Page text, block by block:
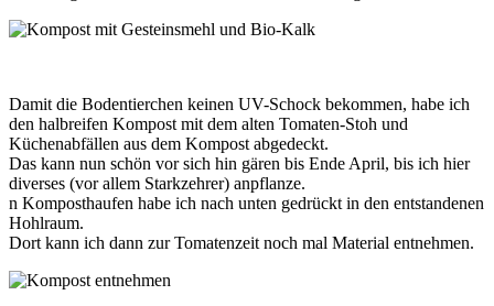
Damit die Bodentierchen keinen UV-Schock bekommen, habe ich
den halbreifen Kompost mit dem alten Tomaten-Stoh und
Küchenabfällen aus dem Kompost abgedeckt.
Das kann nun schön vor sich hin gären bis Ende April, bis ich hier
diverses (vor allem Starkzehrer) anpflanze.
n Komposthaufen habe ich nach unten gedrückt in den entstandenen
Hohlraum.
Dort kann ich dann zur Tomatenzeit noch mal Material entnehmen.